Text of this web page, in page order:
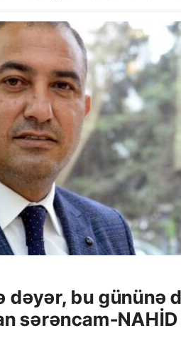
dəyər, bu gününə
sərəncam-NAHİD